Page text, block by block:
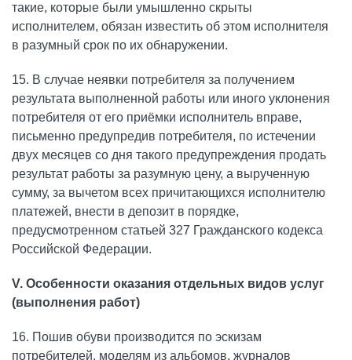
такие, которые были умышленно скрыты
исполнителем, обязан известить об этом исполнителя
в разумный срок по их обнаружении.
15. В случае неявки потребителя за получением
результата выполненной работы или иного уклонения
потребителя от его приёмки исполнитель вправе,
письменно предупредив потребителя, по истечении
двух месяцев со дня такого предупреждения продать
результат работы за разумную цену, а вырученную
сумму, за вычетом всех причитающихся исполнителю
платежей, внести в депозит в порядке,
предусмотренном статьей 327 Гражданского кодекса
Российской Федерации.
V. Особенности оказания отдельных видов услуг
(выполнения работ)
16. Пошив обуви производится по эскизам
потребителей, моделям из альбомов, журналов